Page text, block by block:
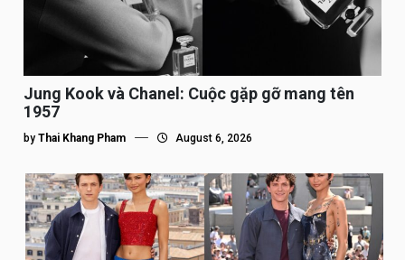
Jung Kook và Chanel: Cuộc gặp gỡ mang tên
1957
by Thai Khang Pham August 6, 2026